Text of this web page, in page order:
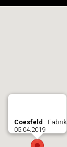
Coesfeld - Fabrik
05.04.2019